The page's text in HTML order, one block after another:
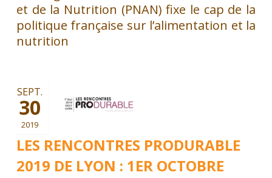
et de la Nutrition (PNAN) fixe le cap de la
politique française sur l’alimentation et la
nutrition
LES RENCONTRES PRODURABLE
2019 DE LYON : 1ER OCTOBRE
SEPT.
30
2019